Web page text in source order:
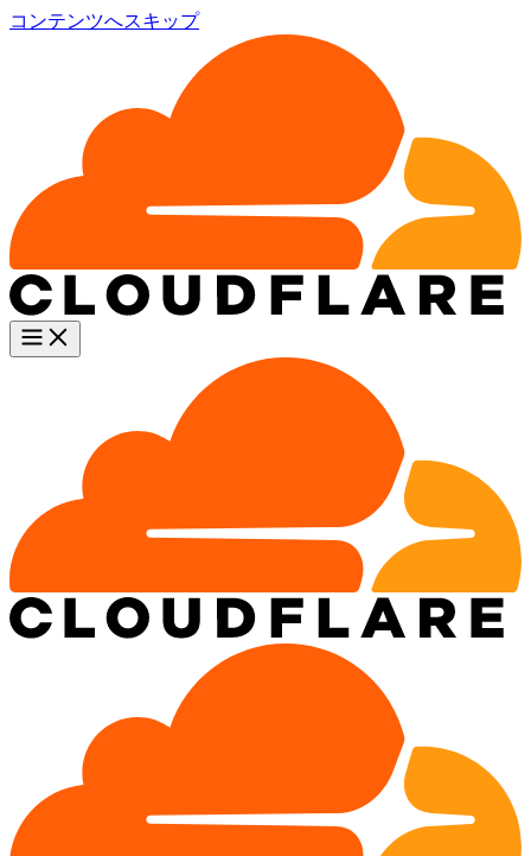
コンテンツへスキップ